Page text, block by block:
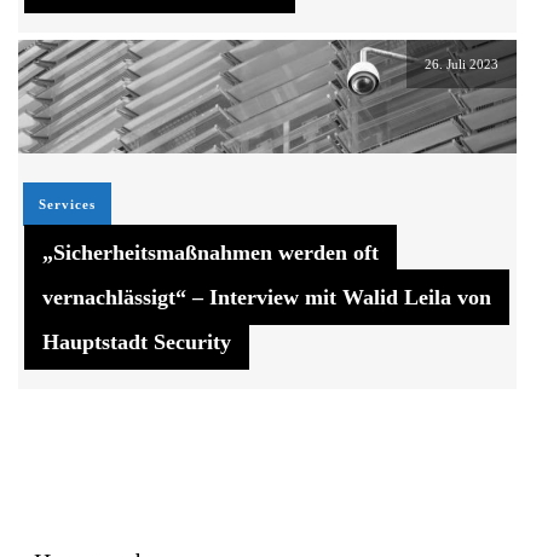
26. Juli 2023
Services
„Sicherheitsmaßnahmen werden oft
vernachlässigt“ – Interview mit Walid Leila von
Hauptstadt Security